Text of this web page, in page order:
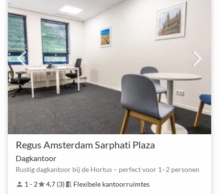
Regus Amsterdam Sarphati Plaza
Dagkantoor
Rustig dagkantoor bij de Hortus – perfect voor 1–2 personen
person 1 - 2star4,7 (3) meeting_room Flexibele kantoorruimtes